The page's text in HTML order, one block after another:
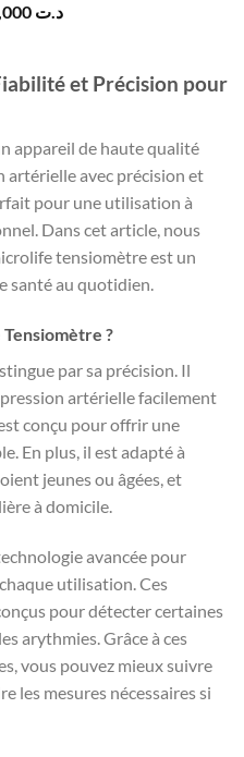
:
د.ت 93,000
Le
est :
et Précision pour
appareil de haute qualité
artérielle avec précision et
pour une utilisation à
Dans cet article, nous
tensiomètre est un
santé au quotidien.
?
par sa précision. Il
artérielle facilement
conçu pour offrir une
En plus, il est adapté à
jeunes ou âgées, et
à domicile.
avancée pour
utilisation. Ces
pour détecter certaines
arythmies. Grâce à ces
vous pouvez mieux suivre
les mesures nécessaires si